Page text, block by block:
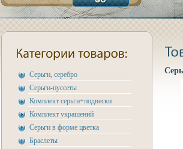
Серьги, серебро
Серьги-пуссеты
Комплект серьги+подвески
Комплект украшений
Серьги в форме цветка
Браслеты